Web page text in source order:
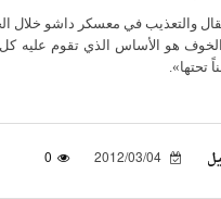
والتعذيب في معسكر داشو خلال
هو الأساس الذي تقوم عليه كل
تحتها».
0